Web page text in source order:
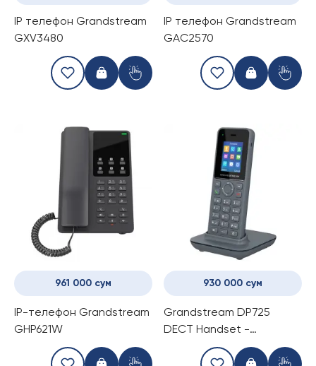
IP телефон Grandstream
GXV3480
IP телефон Grandstream
GAC2570
961 000 сум
IP-телефон Grandstream
GHP621W
930 000 сум
Grandstream DP725
DECT Handset -
Компактный телефон